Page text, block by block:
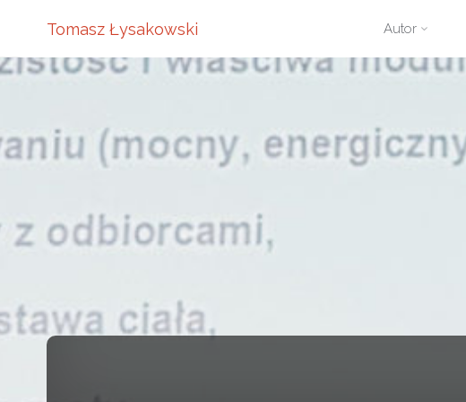
Tomasz Łysakowski Przejdź
do
Autor